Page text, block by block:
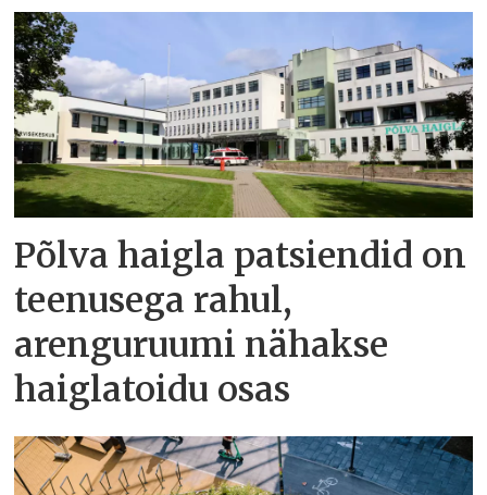
Põlva haigla patsiendid on
teenusega rahul,
arenguruumi nähakse
haiglatoidu osas